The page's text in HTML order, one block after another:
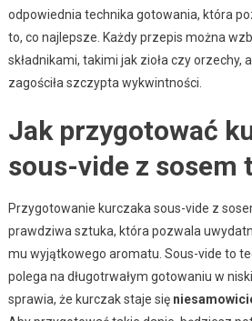
odpowiednia technika gotowania, która
to, co najlepsze. Każdy przepis można
składnikami, takimi jak zioła czy orzechy,
zagościła szczypta wykwintności.
Jak przygotować
sous-vide z sosem
Przygotowanie kurczaka sous-vide z
prawdziwa sztuka, która pozwala
mu wyjątkowego aromatu. Sous-vide to
polega na długotrwałym gotowaniu w
sprawia, że kurczak staje się